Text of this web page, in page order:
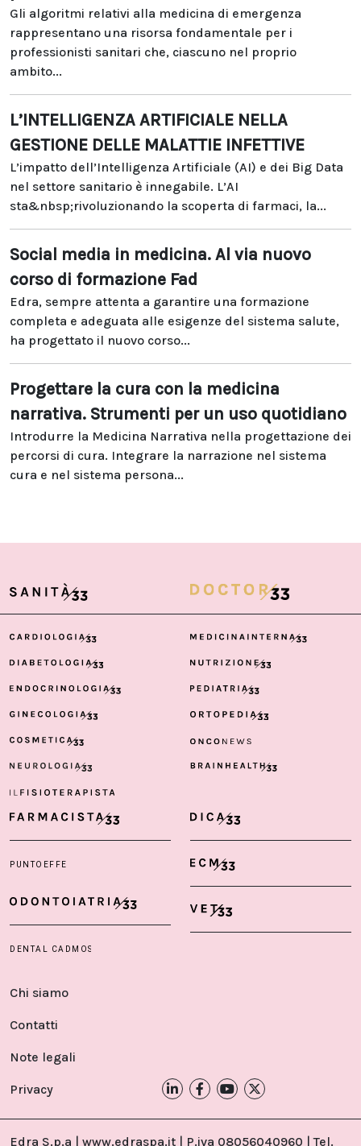
Gli algoritmi relativi alla medicina di emergenza
rappresentano una risorsa fondamentale per i
professionisti sanitari che, ciascuno nel proprio
ambito...
L’INTELLIGENZA ARTIFICIALE NELLA
GESTIONE DELLE MALATTIE INFETTIVE
L’impatto dell’Intelligenza Artificiale (AI) e dei Big Data
nel settore sanitario è innegabile. L’AI
sta&nbsp;rivoluzionando la scoperta di farmaci, la...
Social media in medicina. Al via nuovo
corso di formazione Fad
Edra, sempre attenta a garantire una formazione
completa e adeguata alle esigenze del sistema salute,
ha progettato il nuovo corso...
Progettare la cura con la medicina
narrativa. Strumenti per un uso quotidiano
Introdurre la Medicina Narrativa nella progettazione dei
percorsi di cura. Integrare la narrazione nel sistema
cura e nel sistema persona...
Chi siamo
Contatti
Note legali
Privacy
Edra S.p.a | www.edraspa.it | P.iva 08056040960 | Tel.